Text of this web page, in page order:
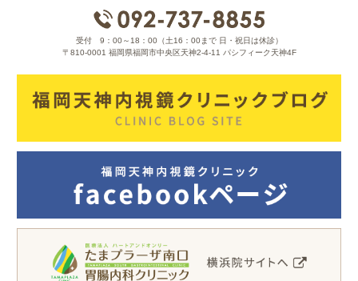
受付 9：00～18：00（土16：00まで 日・祝日は休診）
〒810-0001 福岡県福岡市中央区天神2-4-11 パシフィーク天神4F